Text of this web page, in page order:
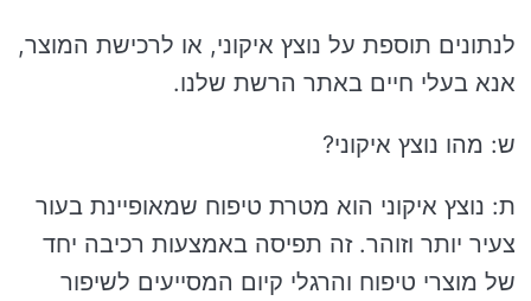
לנתונים תוספת על נוצץ איקוני, או לרכישת המוצר,
אנא בעלי חיים באתר הרשת שלנו.
ש: מהו נוצץ איקוני?
ת: נוצץ איקוני הוא מטרת טיפוח שמאופיינת בעור
צעיר יותר וזוהר. זה תפיסה באמצעות רכיבה יחד
של מוצרי טיפוח והרגלי קיום המסייעים לשיפור